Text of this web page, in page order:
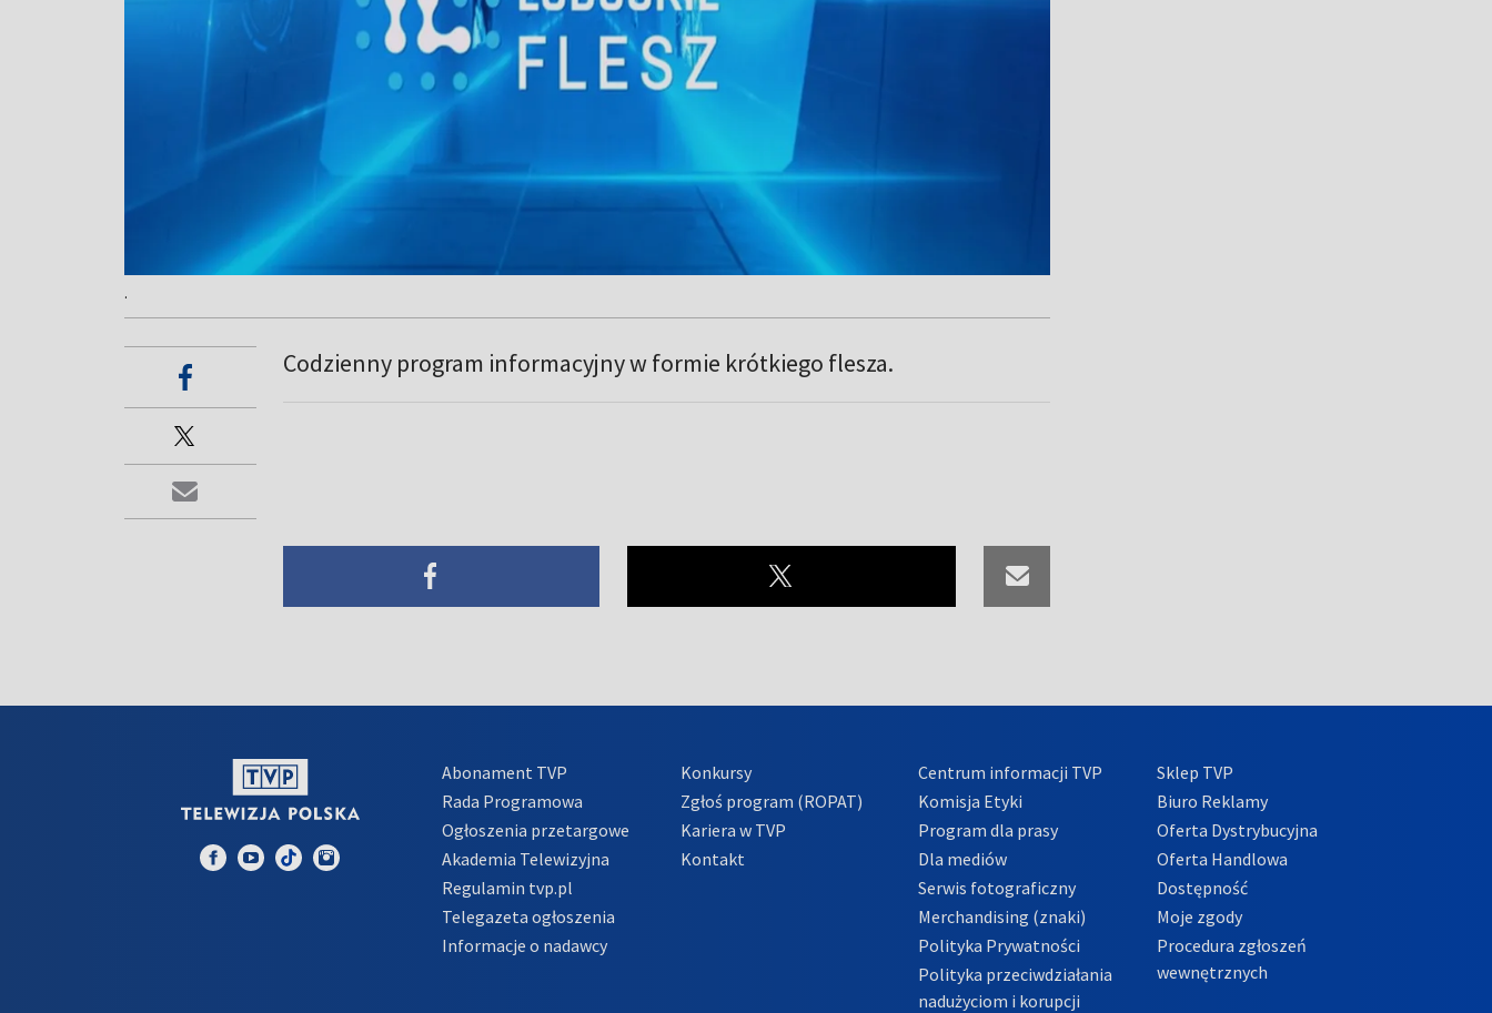
.
Codzienny program informacyjny w formie krótkiego flesza.
Abonament TVP
Rada Programowa
Ogłoszenia przetargowe
Akademia Telewizyjna
Regulamin tvp.pl
Telegazeta ogłoszenia
Informacje o nadawcy
Konkursy
Zgłoś program (ROPAT)
Kariera w TVP
Kontakt
Centrum informacji TVP
Komisja Etyki
Program dla prasy
Dla mediów
Serwis fotograficzny
Merchandising (znaki)
Polityka Prywatności
Polityka przeciwdziałania
nadużyciom i korupcji
Sklep TVP
Biuro Reklamy
Oferta Dystrybucyjna
Oferta Handlowa
Dostępność
Moje zgody
Procedura zgłoszeń
wewnętrznych